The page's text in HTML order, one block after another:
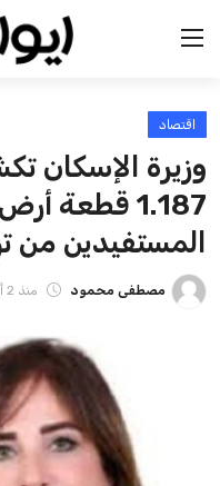
الرئيسية
اخبار مصر
عرب وعالم
اقتصاد
فن وثقافة
اقتصاد
وزيرة
1.187 قطعة
المستفيدين من
مصطفى محمود منذ 2 أشهر